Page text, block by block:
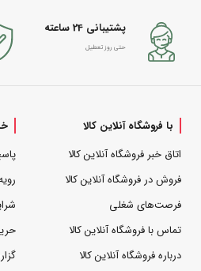
پشتیبانی 24 ساعته
حتی روز تعطیل
با فروشگاه آنلاین کالا
اتاق خبر فروشگاه آنلاین کالا
فروش در فروشگاه آنلاین کالا
فرصت‌های شغلی
تماس با فروشگاه آنلاین کالا
درباره فروشگاه آنلاین کالا